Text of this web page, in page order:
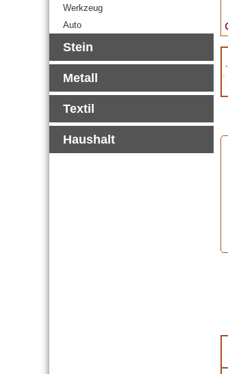
Werkzeug
Auto
Stein
Metall
Textil
Haushalt